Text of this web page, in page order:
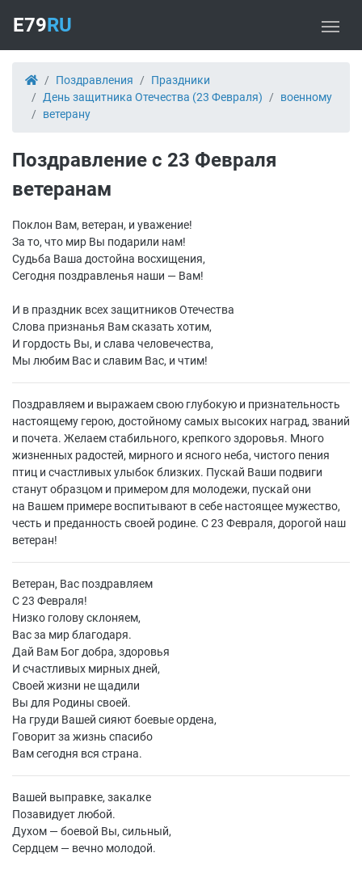
E79RU
Поздравления
Праздники
День защитника Отечества (23 Февраля)
военному
ветерану
Поздравление с 23 Февраля
ветеранам
Поклон Вам, ветеран, и уважение!
За то, что мир Вы подарили нам!
Судьба Ваша достойна восхищения,
Сегодня поздравленья наши — Вам!
И в праздник всех защитников Отечества
Слова признанья Вам сказать хотим,
И гордость Вы, и слава человечества,
Мы любим Вас и славим Вас, и чтим!
Поздравляем и выражаем свою глубокую и признательность
настоящему герою, достойному самых высоких наград, званий
и почета. Желаем стабильного, крепкого здоровья. Много
жизненных радостей, мирного и ясного неба, чистого пения
птиц и счастливых улыбок близких. Пускай Ваши подвиги
станут образцом и примером для молодежи, пускай они
на Вашем примере воспитывают в себе настоящее мужество,
честь и преданность своей родине. С 23 Февраля, дорогой наш
ветеран!
Ветеран, Вас поздравляем
С 23 Февраля!
Низко голову склоняем,
Вас за мир благодаря.
Дай Вам Бог добра, здоровья
И счастливых мирных дней,
Своей жизни не щадили
Вы для Родины своей.
На груди Вашей сияют боевые ордена,
Говорит за жизнь спасибо
Вам сегодня вся страна.
Вашей выправке, закалке
Позавидует любой.
Духом — боевой Вы, сильный,
Сердцем — вечно молодой.